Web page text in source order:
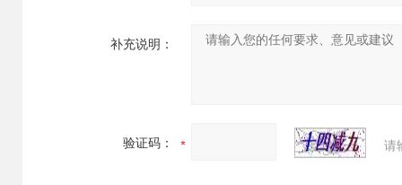
补充说明：
验证码： 请